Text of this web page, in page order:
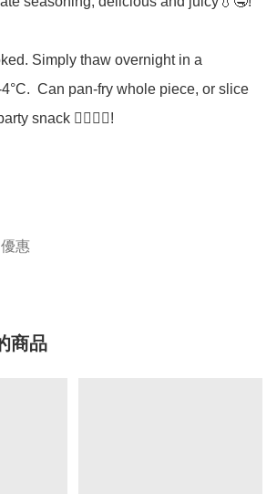
Simply thaw overnight in a
Can pan-fry whole piece, or slice
snack 👍🏻👍🏻!
惠
商品